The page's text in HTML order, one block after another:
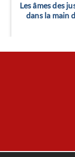
Les âmes des
dans la main